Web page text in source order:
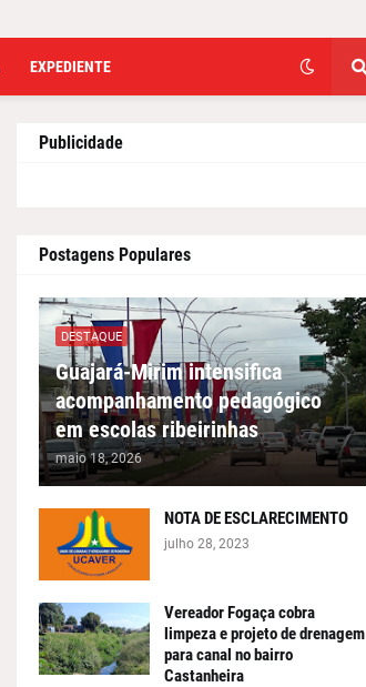
EXPEDIENTE
Publicidade
Postagens Populares
DESTAQUE
Guajará-Mirim intensifica
acompanhamento pedagógico
em escolas ribeirinhas
maio 18, 2026
NOTA DE ESCLARECIMENTO
julho 28, 2023
Vereador Fogaça cobra
limpeza e projeto de drenagem
para canal no bairro
Castanheira